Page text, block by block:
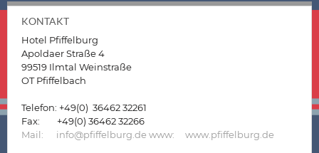
KONTAKT
Hotel Pfiffelburg
Apoldaer Straße 4
99519 Ilmtal Weinstraße
OT Pfiffelbach
Telefon: +49(0) 36462 32261
Fax: +49(0) 36462 32266
Mail: info@pfiffelburg.de www: www.pfiffelburg.de